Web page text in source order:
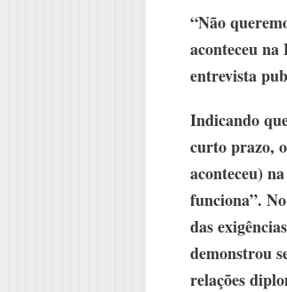
“Não
aconteceu
entrevista
Indicando
curto prazo,
aconteceu)
funciona”.
das
demonstrou
relações